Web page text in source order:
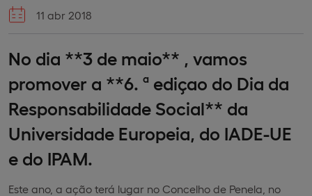
11 abr 2018
No dia **3 de maio** , vamos
promover a **6. ª ediçao do Dia da
Responsabilidade Social** da
Universidade Europeia, do IADE-UE
e do IPAM.
Este ano, a ação terá lugar no Concelho de Penela, no